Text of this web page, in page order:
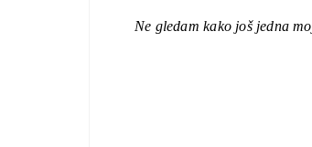
Ne gledam kako još jedna